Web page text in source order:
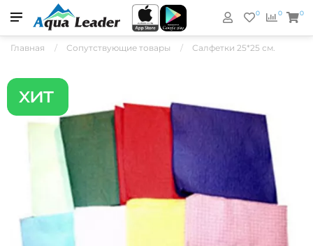
0
0 0
Главная Сопутствующие товары Салфетки 25*25 см.